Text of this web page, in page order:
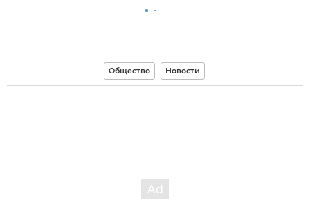
Общество Новости